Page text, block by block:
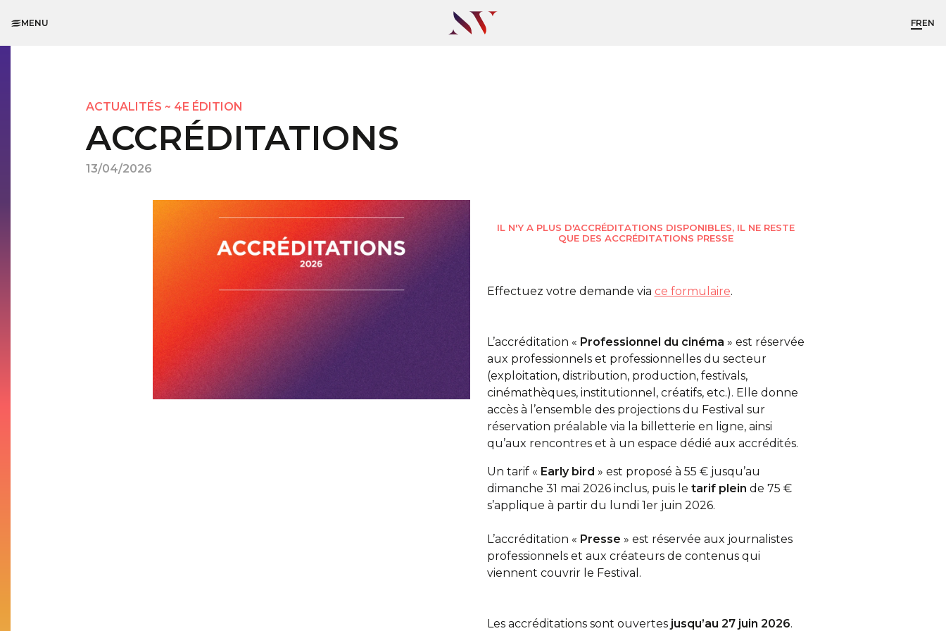
MENU FREN
ACTUALITÉS ~ 4E ÉDITION
ACCRÉDITATIONS
13/04/2026
IL N'Y A PLUS D'ACCRÉDITATIONS DISPONIBLES, IL NE RESTE
QUE DES ACCRÉDITATIONS PRESSE
Effectuez votre demande via ce formulaire.
L’accréditation « Professionnel du cinéma » est réservée
aux professionnels et professionnelles du secteur
(exploitation, distribution, production, festivals,
cinémathèques, institutionnel, créatifs, etc.). Elle donne
accès à l’ensemble des projections du Festival sur
réservation préalable via la billetterie en ligne, ainsi
qu’aux rencontres et à un espace dédié aux accrédités.
Un tarif « Early bird » est proposé à 55 € jusqu’au
dimanche 31 mai 2026 inclus, puis le tarif plein de 75 €
s’applique à partir du lundi 1er juin 2026.
L’accréditation « Presse » est réservée aux journalistes
professionnels et aux créateurs de contenus qui
viennent couvrir le Festival.
Les accréditations sont ouvertes jusqu’au 27 juin 2026.